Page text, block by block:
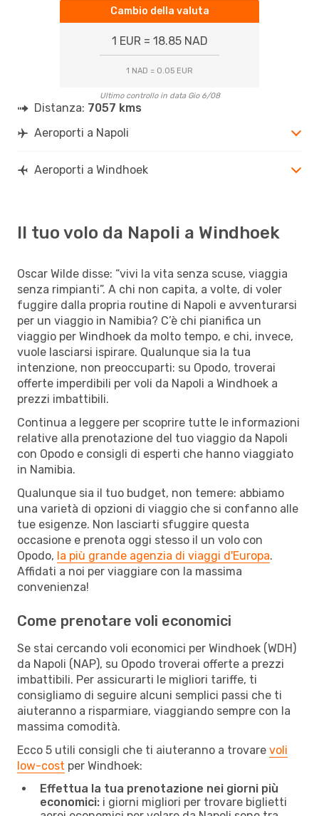
Cambio della valuta
1 EUR = 18.85 NAD
1 NAD = 0.05 EUR
Ultimo controllo in data Gio 6/08
Distanza: 7057 kms
Aeroporti a Napoli
Aeroporti a Windhoek
Il tuo volo da Napoli a Windhoek
Oscar Wilde disse: “vivi la vita senza scuse, viaggia
senza rimpianti”. A chi non capita, a volte, di voler
fuggire dalla propria routine di Napoli e avventurarsi
per un viaggio in Namibia? C’è chi pianifica un
viaggio per Windhoek da molto tempo, e chi, invece,
vuole lasciarsi ispirare. Qualunque sia la tua
intenzione, non preoccuparti: su Opodo, troverai
offerte imperdibili per voli da Napoli a Windhoek a
prezzi imbattibili.
Continua a leggere per scoprire tutte le informazioni
relative alla prenotazione del tuo viaggio da Napoli
con Opodo e consigli di esperti che hanno viaggiato
in Namibia.
Qualunque sia il tuo budget, non temere: abbiamo
una varietà di opzioni di viaggio che si confanno alle
tue esigenze. Non lasciarti sfuggire questa
occasione e prenota oggi stesso il un volo con
Opodo, la più grande agenzia di viaggi d'Europa.
Affidati a noi per viaggiare con la massima
convenienza!
Come prenotare voli economici
Se stai cercando voli economici per Windhoek (WDH)
da Napoli (NAP), su Opodo troverai offerte a prezzi
imbattibili. Per assicurarti le migliori tariffe, ti
consigliamo di seguire alcuni semplici passi che ti
aiuteranno a risparmiare, viaggiando sempre con la
massima comodità.
Ecco 5 utili consigli che ti aiuteranno a trovare voli
low-cost per Windhoek:
Effettua la tua prenotazione nei giorni più
economici: i giorni migliori per trovare biglietti